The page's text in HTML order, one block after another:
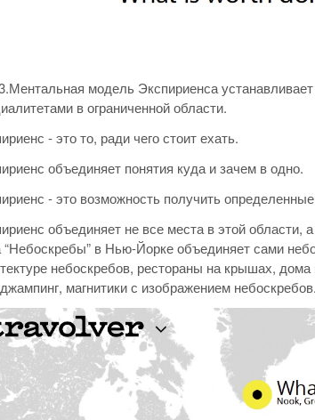
модель Экспириенса
в ограниченной области.
- это то, ради чего стоит ехать.
объединяет понятия куда и зачем в одно.
- это возможность получить
объединяет не все места в этой области,
“Небоскребы” в Нью-Йорке объединяет сами
небоскребов, рестораны на крышах,
магнитики с изображением небоскребов.